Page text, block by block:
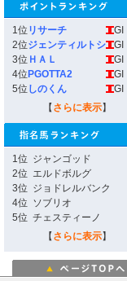
1位 リサーチ
GI
2位ジェンティルトシ
GI
3位 ＨＡＬ
GI
4位 PGOTTA2
GI
5位 しのくん
GI
【 さらに表示】
1位 ジャンゴッド
2位 エルドボルグ
3位 ジョドレルバンク
4位 ソブリオ
5位 チェスティーノ
【 さらに表示】